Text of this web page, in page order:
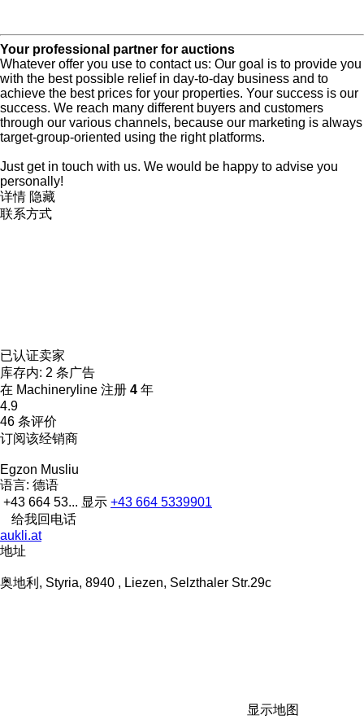
Your professional partner for auctions
Whatever offer you use to contact us: Our goal is to provide you
with the best possible relief in day-to-day business and to
achieve the best prices for your properties. Your success is our
success. We reach many different buyers and customers
through our various channels, because our marketing is always
target-group-oriented using the right platforms.
Just get in touch with us. We would be happy to advise you
personally!
详情 隐藏
联系方式
已认证卖家
库存内: 2 条广告
在 Machineryline 注册 4 年
4.9
46 条评价
订阅该经销商
Egzon Musliu
语言: 德语
+43 664 53... 显示 +43 664 5339901
给我回电话
aukli.at
地址
奥地利, Styria, 8940 , Liezen, Selzthaler Str.29c
显示地图